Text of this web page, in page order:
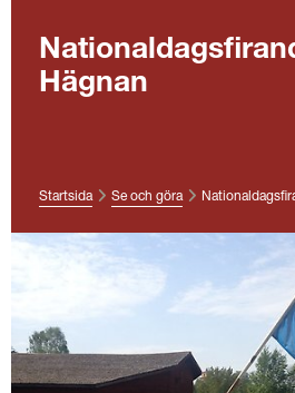
Hägnan
Startsida Se och göra